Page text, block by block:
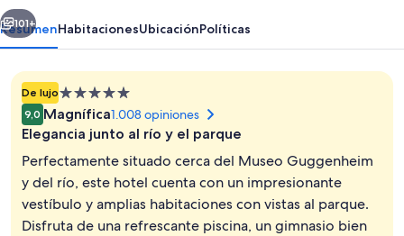
Lobby
Siguiente
101+
ResumenHabitacionesUbicaciónPolíticas
De lujoPropiedad
de
5.0
9,0 Magnífica1.008 opiniones
Elegancia junto al río y el parque
Perfectamente situado cerca del Museo Guggenheim
y del río, este hotel cuenta con un impresionante
vestíbulo y amplias habitaciones con vistas al parque.
Disfruta de una refrescante piscina, un gimnasio bien